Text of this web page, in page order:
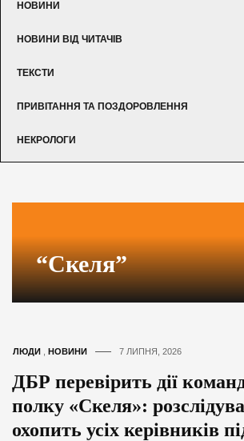
НОВИНИ
НОВИНИ ВІД ЧИТАЧІВ
ТЕКСТИ
ПРИВІТАННЯ ТА ПОЗДОРОВЛЕННЯ
НЕКРОЛОГИ
“Скеля”
ЛЮДИ НОВИНИ 7 ЛИПНЯ, 2026
ДБР перевірить дії
полку «Скеля»:
охопить усіх керівників